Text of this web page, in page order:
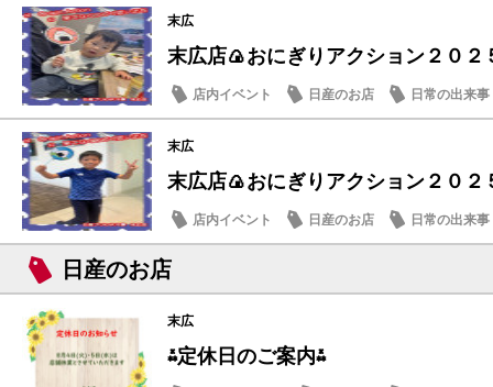
末広
末広店🍙おにぎりアクション２０２
店内イベント 日産のお店 日常の出来事
末広
末広店🍙おにぎりアクション２０２
店内イベント 日産のお店 日常の出来事
日産のお店
末広
⁂定休日のご案内⁂